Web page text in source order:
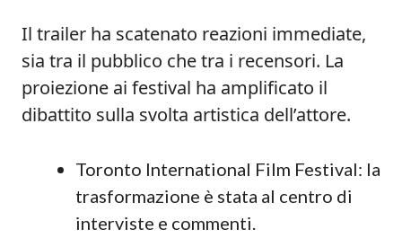
Il trailer ha scatenato reazioni immediate,
sia tra il pubblico che tra i recensori. La
proiezione ai festival ha amplificato il
dibattito sulla svolta artistica dell’attore.
Toronto International Film Festival: la
trasformazione è stata al centro di
interviste e commenti.